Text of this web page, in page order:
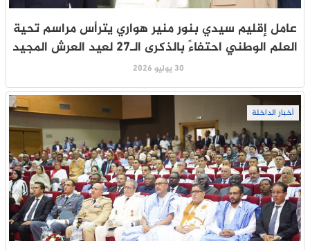
عامل إقليم سيدي بنور منير هواري يترأس مراسم تحية
العلم الوطني احتفاءً بالذكرى الـ27 لعيد العرش المجيد
30 يوليو 2026
أخبار الداخلة